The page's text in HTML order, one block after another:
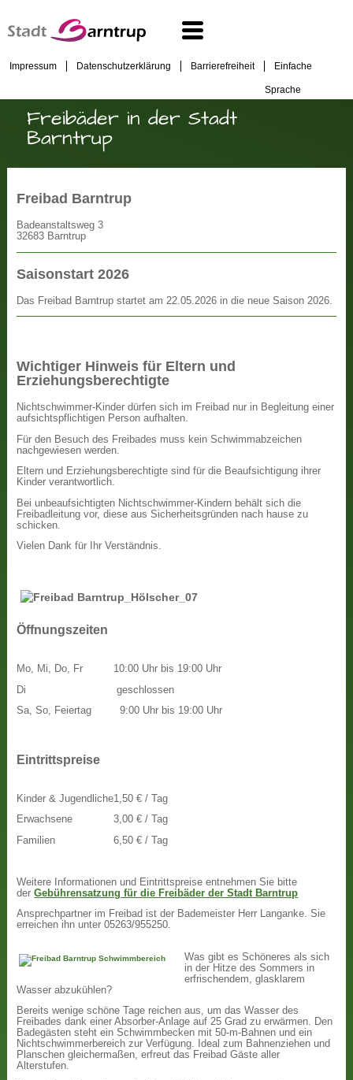
Impressum Datenschutzerklärung Barrierefreiheit Einfache
Sprache
Freibäder in der Stadt
Barntrup
Freibad Barntrup
Badeanstaltsweg 3
32683 Barntrup
Saisonstart 2026
Das Freibad Barntrup startet am 22.05.2026 in die neue Saison 2026.
Wichtiger Hinweis für Eltern und
Erziehungsberechtigte
Nichtschwimmer-Kinder dürfen sich im Freibad nur in Begleitung einer
aufsichtspflichtigen Person aufhalten.
Für den Besuch des Freibades muss kein Schwimmabzeichen
nachgewiesen werden.
Eltern und Erziehungsberechtigte sind für die Beaufsichtigung ihrer
Kinder verantwortlich.
Bei unbeaufsichtigten Nichtschwimmer-Kindern behält sich die
Freibadleitung vor, diese aus Sicherheitsgründen nach hause zu
schicken.
Vielen Dank für Ihr Verständnis.
Öffnungszeiten
Mo, Mi, Do, Fr
Di
Sa, So, Feiertag
10:00 Uhr bis 19:00 Uhr
geschlossen
9:00 Uhr bis 19:00 Uhr
Eintrittspreise
Kinder & Jugendliche
Erwachsene
Familien
1,50 € / Tag
3,00 € / Tag
6,50 € / Tag
Weitere Informationen und Eintrittspreise entnehmen Sie bitte
derGebührensatzung für die Freibäder der Stadt Barntrup
Ansprechpartner im Freibad ist der Bademeister Herr Langanke. Sie
erreichen ihn unter 05263/955250.
Was gibt es Schöneres als sich
in der Hitze des Sommers in
erfrischendem, glasklarem
Wasser abzukühlen?
Bereits wenige schöne Tage reichen aus, um das Wasser des
Freibades dank einer Absorber-Anlage auf 25 Grad zu erwärmen. Den
Badegästen steht ein Schwimmbecken mit 50-m-Bahnen und ein
Nichtschwimmerbereich zur Verfügung. Ideal zum Bahnenziehen und
Planschen gleichermaßen, erfreut das Freibad Gäste aller
Alterstufen.